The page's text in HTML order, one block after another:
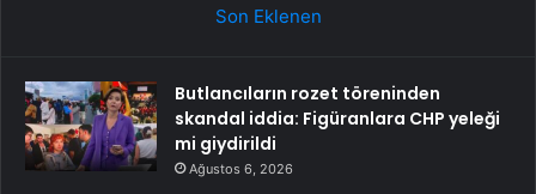
Son Eklenen
Butlancıların rozet töreninden
skandal iddia: Figüranlara CHP yeleği
mi giydirildi
Ağustos 6, 2026